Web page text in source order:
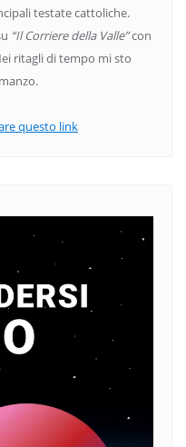
testate cattoliche.
“Il Corriere della Valle”con
ritagli di tempo mi sto
questo link